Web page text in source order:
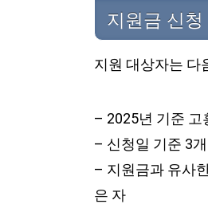
지원금 신
지원 대상자는 다
– 2025년 기준 고
– 신청일 기준 3
– 지원금과 유사
은 자